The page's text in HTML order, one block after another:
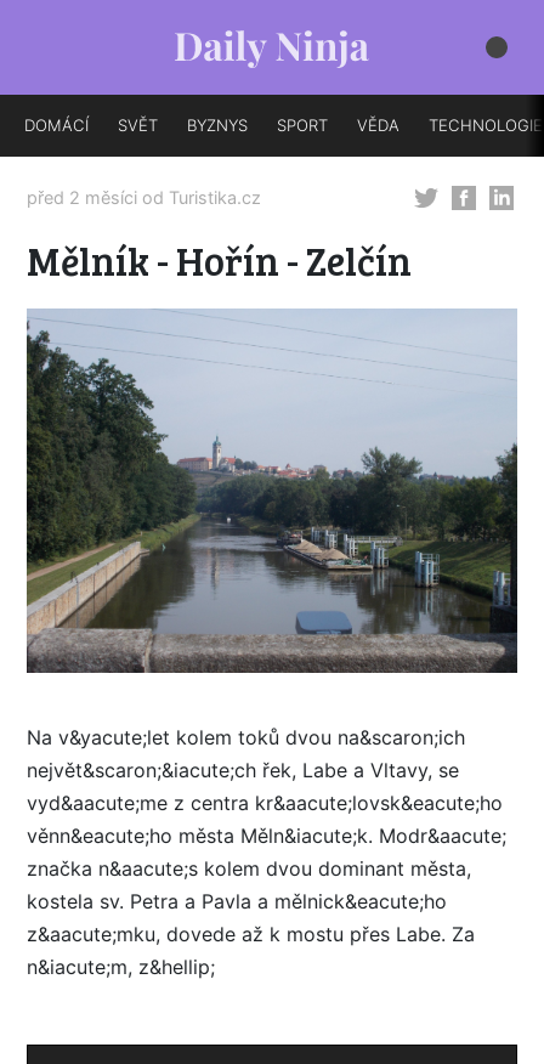
DOMÁCÍ SVĚT BYZNYS SPORT VĚDA TECHNOLOGIE
před 2 měsíci od Turistika.cz
Mělník - Hořín - Zelčín
Na v&yacute;let kolem toků dvou na&scaron;ich
největ&scaron;&iacute;ch řek, Labe a Vltavy, se
vyd&aacute;me z centra kr&aacute;lovsk&eacute;ho
věnn&eacute;ho města Měln&iacute;k. Modr&aacute;
značka n&aacute;s kolem dvou dominant města,
kostela sv. Petra a Pavla a mělnick&eacute;ho
z&aacute;mku, dovede až k mostu přes Labe. Za
n&iacute;m, z&hellip;